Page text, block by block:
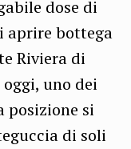
dose di
aprire bottega
Riviera di
uno dei
posizione si
di soli